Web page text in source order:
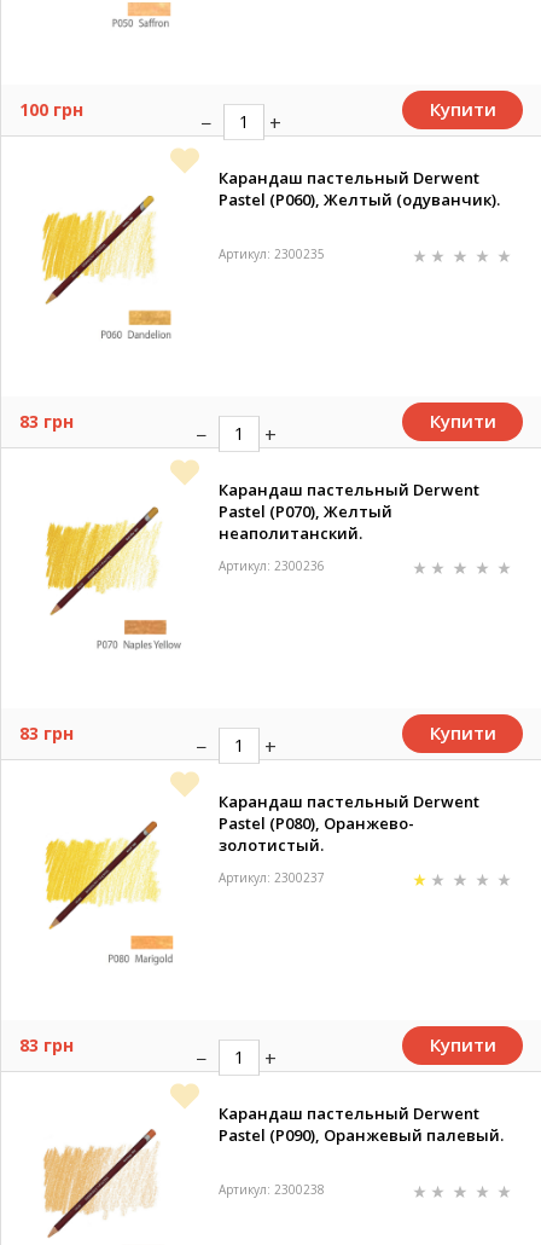
100 грн Купити
Карандаш пастельный Derwent
Pastel (P060), Желтый (одуванчик).
Артикул: 2300235
83 грн Купити
Карандаш пастельный Derwent
Pastel (P070), Желтый
неаполитанский.
Артикул: 2300236
83 грн Купити
Карандаш пастельный Derwent
Pastel (P080), Оранжево-
золотистый.
Артикул: 2300237
83 грн Купити
Карандаш пастельный Derwent
Pastel (P090), Оранжевый палевый.
Артикул: 2300238